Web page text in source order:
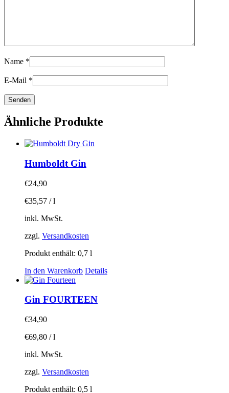
Name *
E-Mail *
Ähnliche Produkte
Humboldt Gin
€24,90
€35,57 /l
inkl. MwSt.
zzgl. Versandkosten
Produkt enthält: 0,7 l
In den Warenkorb Details
Gin FOURTEEN
€34,90
€69,80 /l
inkl. MwSt.
zzgl. Versandkosten
Produkt enthält: 0,5 l